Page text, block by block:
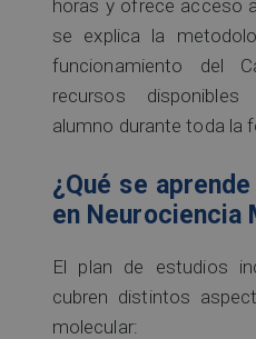
horas y ofrece acceso
se explica la
funcionamiento del
recursos
alumno durante toda la
¿Qué se
en Neurociencia
El plan de estudios
cubren distintos
molecular: